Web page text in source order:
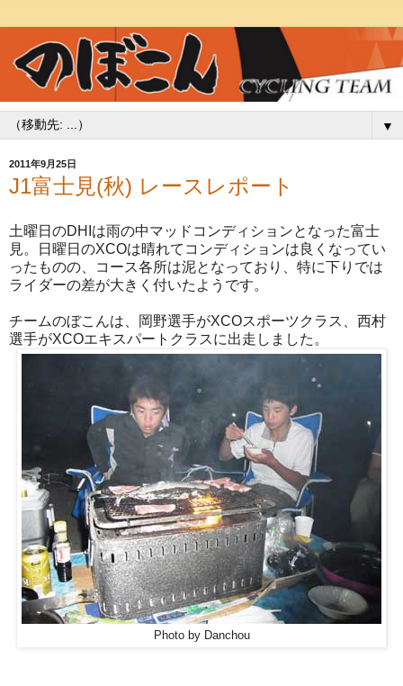
▼
2011年9月25日
J1富士見(秋) レースレポート
土曜日のDHIは雨の中マッドコンディションとなった富士
見。日曜日のXCOは晴れてコンディションは良くなってい
ったものの、コース各所は泥となっており、特に下りでは
ライダーの差が大きく付いたようです。
チームのぼこんは、岡野選手がXCOスポーツクラス、西村
選手がXCOエキスパートクラスに出走しました。
Photo by Danchou